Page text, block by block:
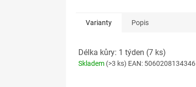
Varianty Popis
Délka kůry: 1 týden (7 ks)
Skladem (>3 ks) EAN: 5060208134346